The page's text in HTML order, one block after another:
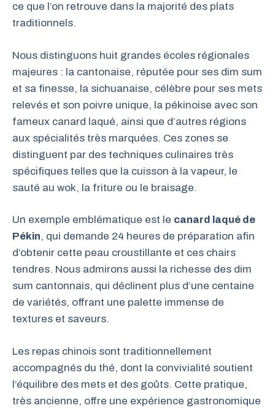
ce que l’on retrouve dans la majorité des plats
traditionnels.
Nous distinguons huit grandes écoles régionales
majeures : la cantonaise, réputée pour ses dim sum
et sa finesse, la sichuanaise, célèbre pour ses mets
relevés et son poivre unique, la pékinoise avec son
fameux canard laqué, ainsi que d’autres régions
aux spécialités très marquées. Ces zones se
distinguent par des techniques culinaires très
spécifiques telles que la cuisson à la vapeur, le
sauté au wok, la friture ou le braisage.
Un exemple emblématique est le canard laqué de
Pékin, qui demande 24 heures de préparation afin
d’obtenir cette peau croustillante et ces chairs
tendres. Nous admirons aussi la richesse des dim
sum cantonnais, qui déclinent plus d’une centaine
de variétés, offrant une palette immense de
textures et saveurs.
Les repas chinois sont traditionnellement
accompagnés du thé, dont la convivialité soutient
l’équilibre des mets et des goûts. Cette pratique,
très ancienne, offre une expérience gastronomique